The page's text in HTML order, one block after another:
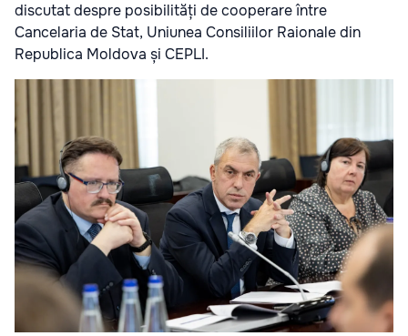
discutat despre posibilități de cooperare între
Cancelaria de Stat, Uniunea Consiliilor Raionale din
Republica Moldova și CEPLI.